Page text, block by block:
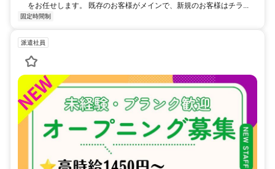
をお任せします。 既存のお客様がメインで、新規のお客様はチラ...
固定時間制
派遣社員